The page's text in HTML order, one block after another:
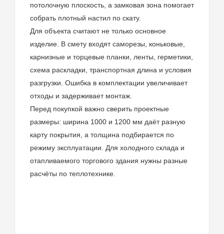
потолочную плоскость, а замковая зона помогает
собрать плотный настил по скату.
Для объекта считают не только основное
изделие. В смету входят саморезы, коньковые,
карнизные и торцевые планки, ленты, герметики,
схема раскладки, транспортная длина и условия
разгрузки. Ошибка в комплектации увеличивает
отходы и задерживает монтаж.
Перед покупкой важно сверить проектные
размеры: ширина 1000 и 1200 мм даёт разную
карту покрытия, а толщина подбирается по
режиму эксплуатации. Для холодного склада и
отапливаемого торгового здания нужны разные
расчёты по теплотехнике.